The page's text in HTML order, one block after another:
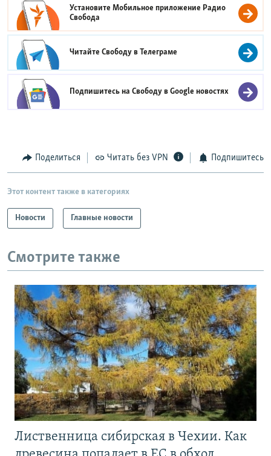
Установите Мобильное приложение Радио
Свобода
Читайте Свободу вТелеграме
Подпишитесь на Свободу вGoogle новостях
Поделиться Читать без VPN Подпишитесь
Этот контент также в категориях
Новости Главные новости
Смотрите также
Лиственница сибирская в Чехии. Как